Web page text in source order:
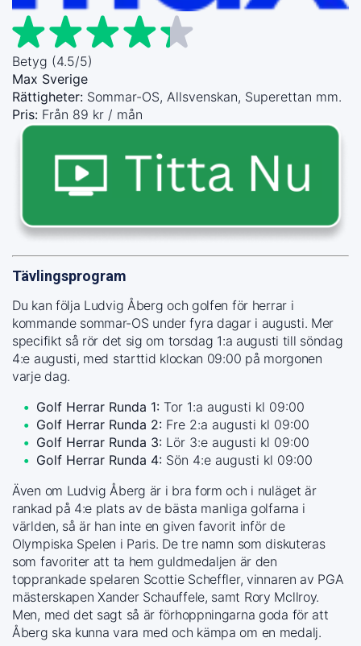
Betyg (4.5/5)
Max Sverige
Rättigheter: Sommar-OS, Allsvenskan, Superettan mm.
Pris: Från 89 kr / mån
Tävlingsprogram
Du kan följa Ludvig Åberg och golfen för herrar i
kommande sommar-OS under fyra dagar i augusti. Mer
specifikt så rör det sig om torsdag 1:a augusti till söndag
4:e augusti, med starttid klockan 09:00 på morgonen
varje dag.
Golf Herrar Runda 1: Tor 1:a augusti kl 09:00
Golf Herrar Runda 2: Fre 2:a augusti kl 09:00
Golf Herrar Runda 3: Lör 3:e augusti kl 09:00
Golf Herrar Runda 4: Sön 4:e augusti kl 09:00
Även om Ludvig Åberg är i bra form och i nuläget är
rankad på 4:e plats av de bästa manliga golfarna i
världen, så är han inte en given favorit inför de
Olympiska Spelen i Paris. De tre namn som diskuteras
som favoriter att ta hem guldmedaljen är den
topprankade spelaren Scottie Scheffler, vinnaren av PGA
mästerskapen Xander Schauffele, samt Rory Mcllroy.
Men, med det sagt så är förhoppningarna goda för att
Åberg ska kunna vara med och kämpa om en medalj.